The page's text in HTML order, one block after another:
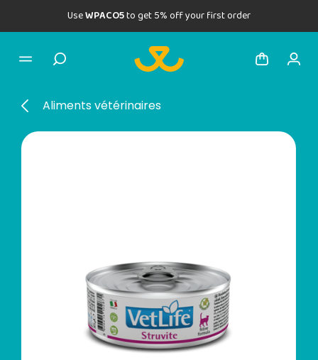
UseWPACO5to get 5% off your first order
Aliments vétérinaires